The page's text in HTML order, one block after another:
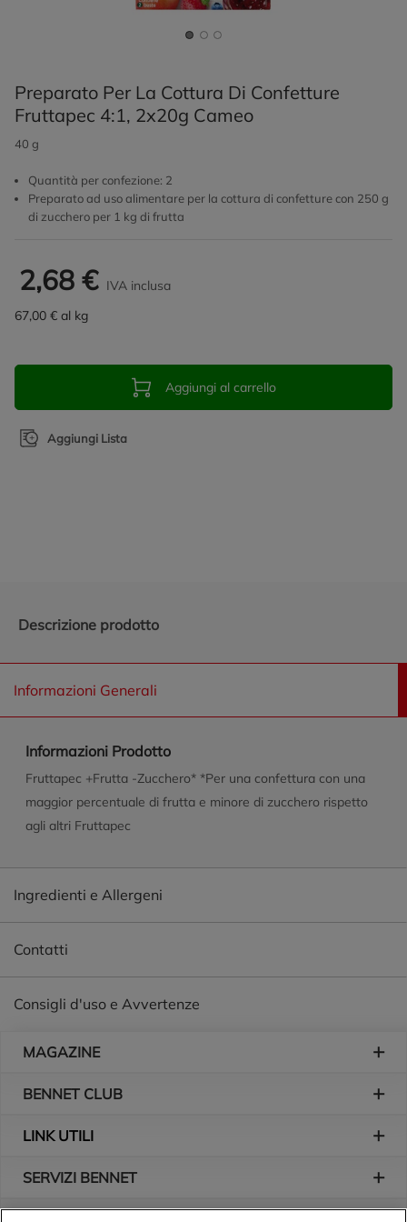
Preparato Per La Cottura Di Confetture
Fruttapec 4:1, 2x20g Cameo
40 g
Quantità per confezione: 2
Preparato ad uso alimentare per la cottura di confetture con 250 g
di zucchero per 1 kg di frutta
2,68 € IVA inclusa
67,00 € al kg
Aggiungi al carrello
Aggiungi Lista
Descrizione prodotto
Informazioni Generali
Informazioni Prodotto
Fruttapec +Frutta -Zucchero* *Per una confettura con una
maggior percentuale di frutta e minore di zucchero rispetto
agli altri Fruttapec
Ingredienti e Allergeni
Contatti
Consigli d'uso e Avvertenze
MAGAZINE
BENNET CLUB
LINK UTILI
SERVIZI BENNET